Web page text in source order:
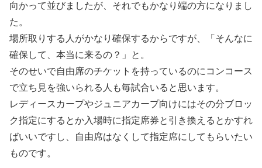
向かって並びましたが、それでもかなり端の方になりまし
た。
場所取りする人がかなり確保するからですが、「そんなに
確保して、本当に来るの？」と。
そのせいで自由席のチケットを持っているのにコンコース
で立ち見を強いられる人も毎試合いると思います。
レディースカープやジュニアカープ向けにはその分ブロッ
ク指定にするとか入場時に指定席券と引き換えるとかすれ
ばいいですし、自由席はなくして指定席にしてもらいたい
ものです。